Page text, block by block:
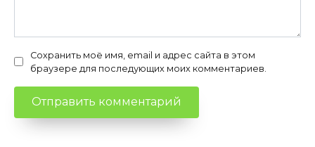
Сохранить моё имя, email и адрес сайта в этом
браузере для последующих моих комментариев.